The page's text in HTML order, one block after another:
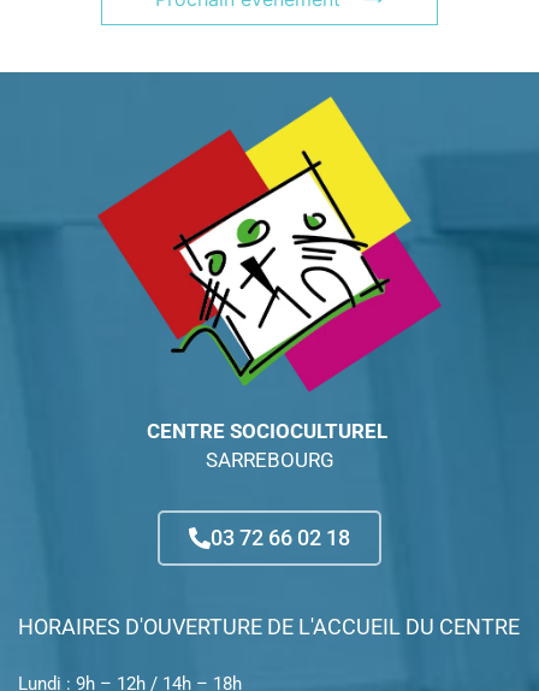
CENTRE SOCIOCULTUREL
SARREBOURG
03 72 66 02 18
HORAIRES D'OUVERTURE DE L'ACCUEIL DU CENTRE
Lundi : 9h – 12h / 14h – 18h